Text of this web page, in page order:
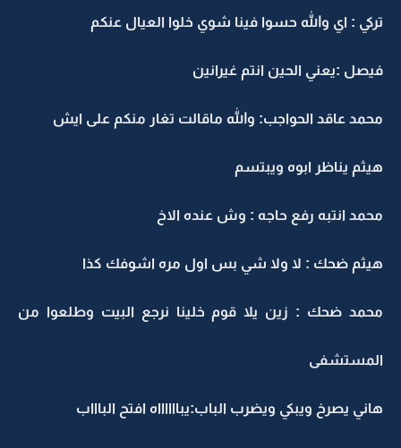
تركي : اي والله حسوا فينا شوي خلوا العيال عنكم
فيصل :يعني الحين انتم غيرانين
محمد عاقد الحواجب: والله ماقالت تغار منكم على ايش
هيثم يناظر ابوه ويبتسم
محمد انتبه رفع حاجه : وش عنده الاخ
هيثم ضحك : لا ولا شي بس اول مره اشوفك كذا
محمد ضحك : زين يلا قوم خلينا نرجع البيت وطلعوا من
المستشفى
هاني يصرخ ويبكي ويضرب الباب:يبااااااه افتح الباااب